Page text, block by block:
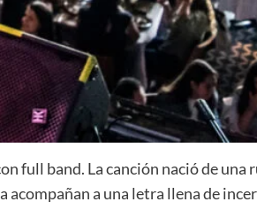
full band. La canción nació de
acompañan a una letra llena de